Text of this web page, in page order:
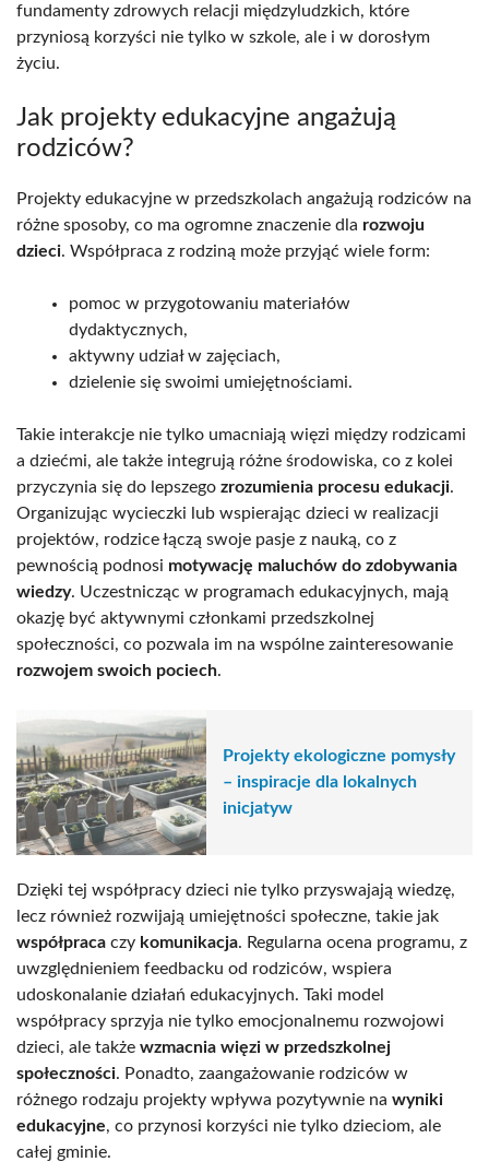
fundamenty zdrowych relacji międzyludzkich, które
przyniosą korzyści nie tylko w szkole, ale i w dorosłym
życiu.
Jak projekty edukacyjne angażują
rodziców?
Projekty edukacyjne w przedszkolach angażują rodziców na
różne sposoby, co ma ogromne znaczenie dla rozwoju
dzieci. Współpraca z rodziną może przyjąć wiele form:
pomoc w przygotowaniu materiałów
dydaktycznych,
aktywny udział w zajęciach,
dzielenie się swoimi umiejętnościami.
Takie interakcje nie tylko umacniają więzi między rodzicami
a dziećmi, ale także integrują różne środowiska, co z kolei
przyczynia się do lepszego zrozumienia procesu edukacji.
Organizując wycieczki lub wspierając dzieci w realizacji
projektów, rodzice łączą swoje pasje z nauką, co z
pewnością podnosi motywację maluchów do zdobywania
wiedzy. Uczestnicząc w programach edukacyjnych, mają
okazję być aktywnymi członkami przedszkolnej
społeczności, co pozwala im na wspólne zainteresowanie
rozwojem swoich pociech.
Projekty ekologiczne pomysły
– inspiracje dla lokalnych
inicjatyw
Dzięki tej współpracy dzieci nie tylko przyswajają wiedzę,
lecz również rozwijają umiejętności społeczne, takie jak
współpraca czy komunikacja. Regularna ocena programu, z
uwzględnieniem feedbacku od rodziców, wspiera
udoskonalanie działań edukacyjnych. Taki model
współpracy sprzyja nie tylko emocjonalnemu rozwojowi
dzieci, ale także wzmacnia więzi w przedszkolnej
społeczności. Ponadto, zaangażowanie rodziców w
różnego rodzaju projekty wpływa pozytywnie na wyniki
edukacyjne, co przynosi korzyści nie tylko dzieciom, ale
całej gminie.